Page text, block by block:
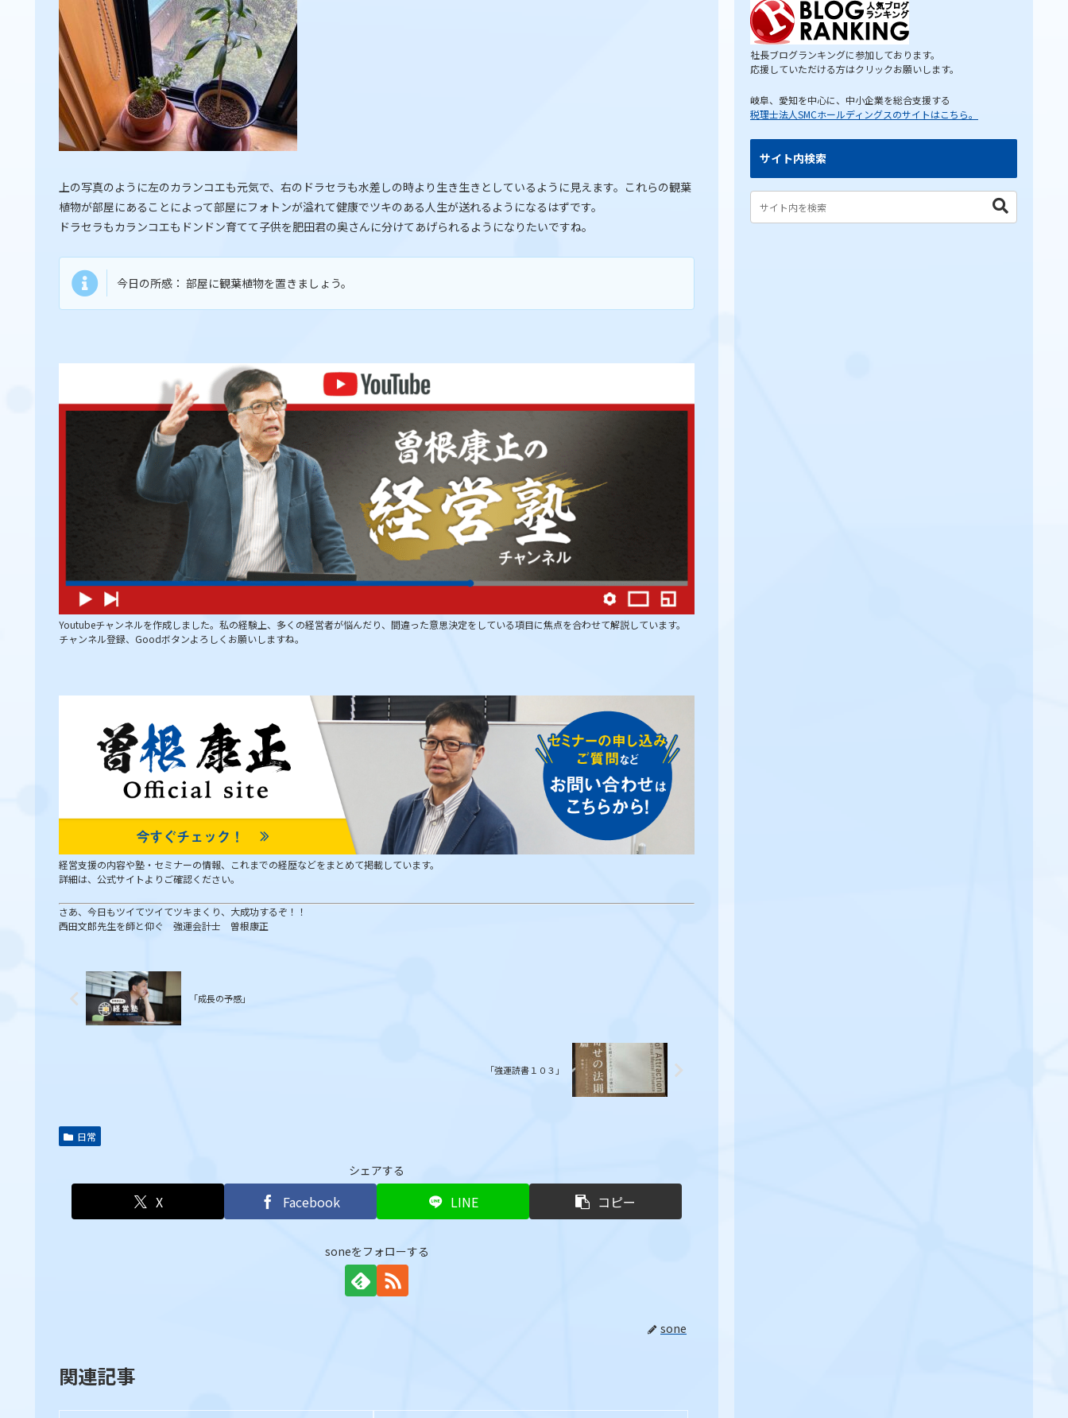
上の写真のように左のカランコエも元気で、右のドラセラも水差しの時より生き生きとしているように見えます。これらの観葉
植物が部屋にあることによって部屋にフォトンが溢れて健康でツキのある人生が送れるようになるはずです。
ドラセラもカランコエもドンドン育てて子供を肥田君の奥さんに分けてあげられるようになりたいですね。
今日の所感： 部屋に観葉植物を置きましょう。
Youtubeチャンネルを作成しました。私の経験上、多くの経営者が悩んだり、間違った意思決定をしている項目に焦点を合わせて解説しています。
チャンネル登録、Goodボタンよろしくお願いしますね。
経営支援の内容や塾・セミナーの情報、これまでの経歴などをまとめて掲載しています。
詳細は、公式サイトよりご確認ください。
さあ、今日もツイてツイてツキまくり、大成功するぞ！！
西田文郎先生を師と仰ぐ 強運会計士 曽根康正
「成長の予感」
「強運読書１０３」
日常
シェアする
X Facebook LINE コピー
soneをフォローする
sone
関連記事
社長ブログランキングに参加しております。
応援していただける方はクリックお願いします。
岐阜、愛知を中心に、中小企業を総合支援する
税理士法人SMCホールディングスのサイトはこちら。
サイト内検索